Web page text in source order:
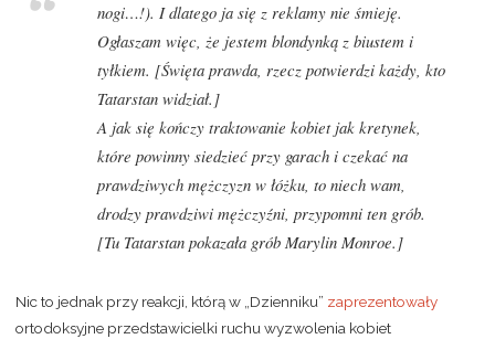
nogi…!). I dlatego ja się z reklamy nie śmieję.
Ogłaszam więc, że jestem blondynką z biustem i
tyłkiem. [Święta prawda, rzecz potwierdzi każdy, kto
Tatarstan widział.]
A jak się kończy traktowanie kobiet jak kretynek,
które powinny siedzieć przy garach i czekać na
prawdziwych mężczyzn w łóżku, to niech wam,
drodzy prawdziwi mężczyźni, przypomni ten grób.
[Tu Tatarstan pokazała grób Marylin Monroe.]
Nic to jednak przy reakcji, którą w „Dzienniku” zaprezentowały
ortodoksyjne przedstawicielki ruchu wyzwolenia kobiet